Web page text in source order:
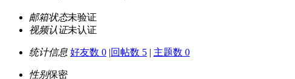
邮箱状态未验证
视频认证未认证
统计信息 好友数 0 |回帖数 5 | 主题数 0
性别保密